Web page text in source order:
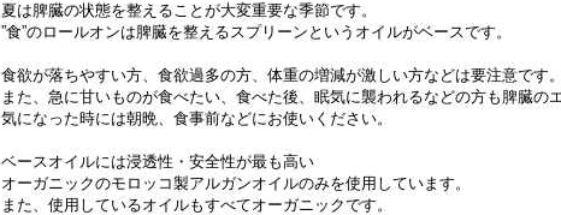
夏は脾臓の状態を整えることが大変重要な季節です。
”食”のロールオンは脾臓を整えるスプリーンというオイルがベースです。
食欲が落ちやすい方、食欲過多の方、体重の増減が激しい方などは要注意です。
また、急に甘いものが食べたい、食べた後、眠気に襲われるなどの方も脾臓の
気になった時には朝晩、食事前などにお使いください。
ベースオイルには浸透性・安全性が最も高い
オーガニックのモロッコ製アルガンオイルのみを使用しています。
また、使用しているオイルもすべてオーガニックです。